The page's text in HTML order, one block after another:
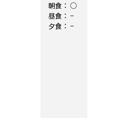
朝食： ○
昼食： −
夕食： −